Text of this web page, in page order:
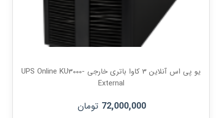
یو پی اس آنلاین 3 کاوا باتری خارجی -UPS Online KU3000
External
72,000,000 تومان